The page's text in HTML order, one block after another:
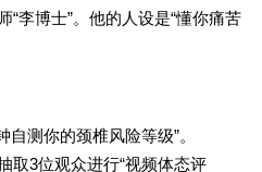
李博士”。他的人设是“懂你痛苦
测你的颈椎风险等级”。
3位观众进行“视频体态评